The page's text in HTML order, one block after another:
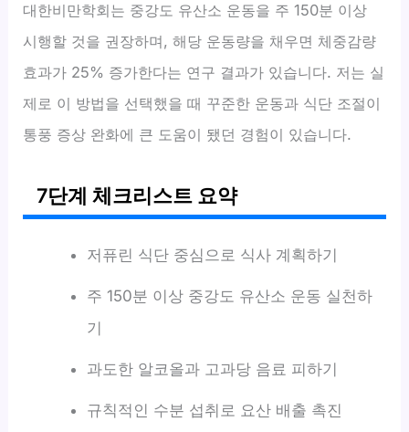
대한비만학회는 중강도 유산소 운동을 주 150분 이상
시행할 것을 권장하며, 해당 운동량을 채우면 체중감량
효과가 25% 증가한다는 연구 결과가 있습니다. 저는 실
제로 이 방법을 선택했을 때 꾸준한 운동과 식단 조절이
통풍 증상 완화에 큰 도움이 됐던 경험이 있습니다.
7단계 체크리스트 요약
저퓨린 식단 중심으로 식사 계획하기
주 150분 이상 중강도 유산소 운동 실천하
기
과도한 알코올과 고과당 음료 피하기
규칙적인 수분 섭취로 요산 배출 촉진